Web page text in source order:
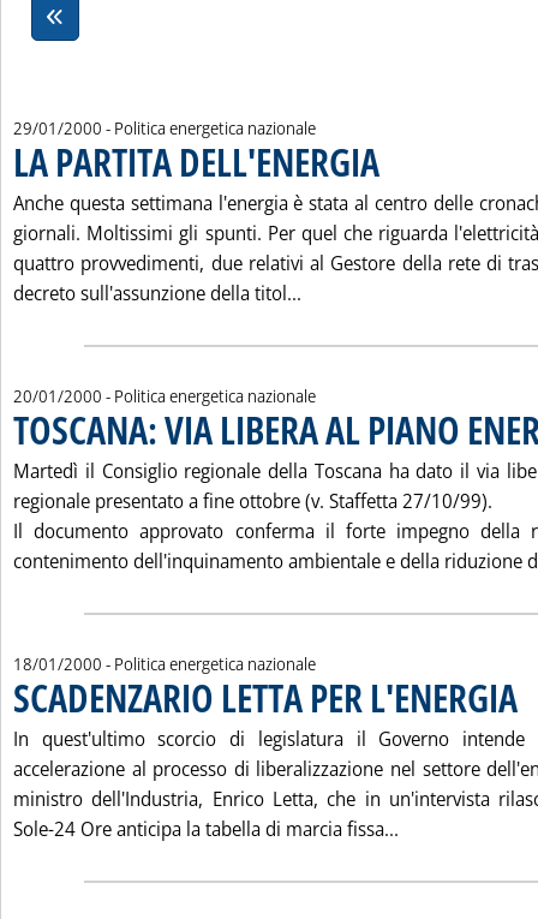
29/01/2000 - Politica energetica nazionale
LA PARTITA DELL'ENERGIA
Anche questa settimana l'energia è stata al centro delle
giornali. Moltissimi gli spunti. Per quel che riguarda
quattro provvedimenti, due relativi al Gestore della rete di
decreto sull'assunzione della titol...
20/01/2000 - Politica energetica nazionale
TOSCANA: VIA LIBERA AL PIANO
Martedì il Consiglio regionale della Toscana ha dato il via
regionale presentato a fine ottobre (v. Staffetta 27/10/99).
Il documento approvato conferma il forte impegno della
contenimento dell'inquinamento ambientale e della riduzione
18/01/2000 - Politica energetica nazionale
SCADENZARIO LETTA PER L'ENERGIA
In quest'ultimo scorcio di legislatura il Governo
accelerazione al processo di liberalizzazione nel settore
ministro dell'Industria, Enrico Letta, che in un'intervista
Sole-24 Ore anticipa la tabella di marcia fissa...